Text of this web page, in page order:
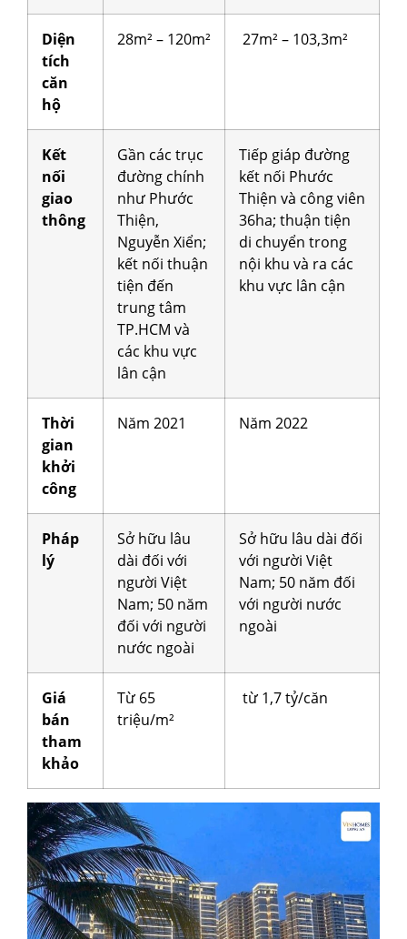
Diện
tích
căn
hộ
28m² – 120m² 27m² – 103,3m²
Kết
nối
giao
thông
Gần các trục
đường chính
như Phước
Thiện,
Nguyễn Xiển;
kết nối thuận
tiện đến
trung tâm
TP.HCM và
các khu vực
lân cận
Tiếp giáp đường
kết nối Phước
Thiện và công viên
36ha; thuận tiện
di chuyển trong
nội khu và ra các
khu vực lân cận
Thời
gian
khởi
công
Năm 2021 Năm 2022
Pháp
lý
Sở hữu lâu
dài đối với
người Việt
Nam; 50 năm
đối với người
nước ngoài
Sở hữu lâu dài đối
với người Việt
Nam; 50 năm đối
với người nước
ngoài
Giá
bán
tham
khảo
Từ 65
triệu/m²
từ 1,7 tỷ/căn